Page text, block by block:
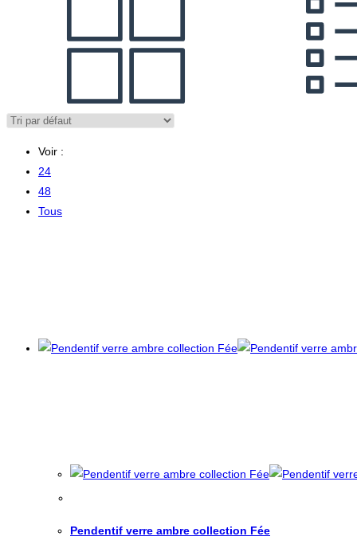
Voir :
24
48
Tous
Pendentif verre ambre collection Fée